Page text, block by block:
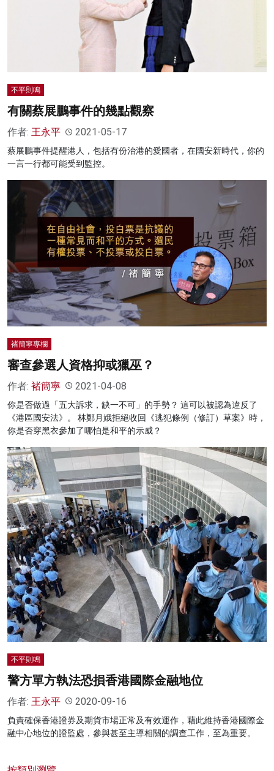
不平則鳴
有關蔡展鵬事件的幾點觀察
作者: 王永平 2021-05-17
蔡展鵬事件提醒港人，包括有份治港的愛國者，在國安新時代，你的
一言一行都可能受到監控。
褚簡寧專欄
審查參選人資格抑或獵巫？
作者: 褚簡寧 2021-04-08
你是否做過「五大訴求，缺一不可」的手勢？ 這可以被認為違反了
《港區國安法》。 林鄭月娥拒絕收回《逃犯條例（修訂）草案》時，
你是否穿黑衣參加了哪怕是和平的示威？
不平則鳴
警方單方執法恐損香港國際金融地位
作者: 王永平 2020-09-16
負責確保香港證券及期貨市場正常及有效運作，藉此維持香港國際金
融中心地位的證監處，參與甚至主導相關的調查工作，至為重要。